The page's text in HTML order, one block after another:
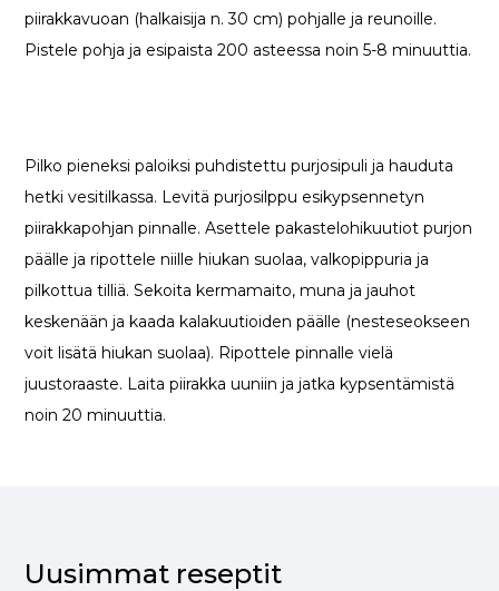
piirakkavuoan (halkaisija n. 30 cm) pohjalle ja reunoille.
Pistele pohja ja esipaista 200 asteessa noin 5-8 minuuttia.
Pilko pieneksi paloiksi puhdistettu purjosipuli ja hauduta
hetki vesitilkassa. Levitä purjosilppu esikypsennetyn
piirakkapohjan pinnalle. Asettele pakastelohikuutiot purjon
päälle ja ripottele niille hiukan suolaa, valkopippuria ja
pilkottua tilliä. Sekoita kermamaito, muna ja jauhot
keskenään ja kaada kalakuutioiden päälle (nesteseokseen
voit lisätä hiukan suolaa). Ripottele pinnalle vielä
juustoraaste. Laita piirakka uuniin ja jatka kypsentämistä
noin 20 minuuttia.
Uusimmat reseptit